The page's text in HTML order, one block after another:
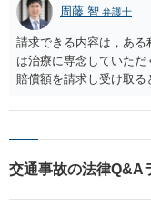
周藤 智 弁護士
請求できる内容は，あ
は治療に専念していた
賠償額を請求し受け取
説明された上で，最終
ているのであれば，使っ
交通事故の法律Q&A